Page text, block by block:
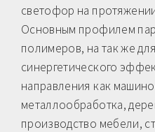
светофор на
Основным профилем
полимеров, на так же
синергетического
направления как
металлообработка,
производство мебели,